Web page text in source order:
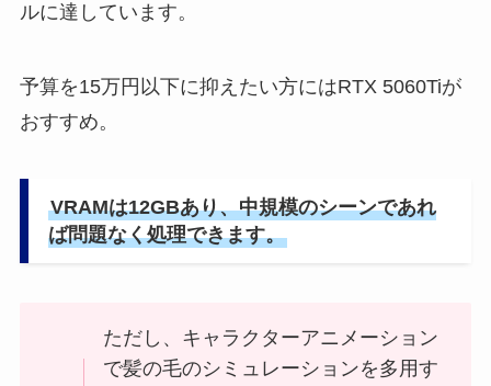
ルに達しています。
予算を15万円以下に抑えたい方にはRTX 5060Tiが
おすすめ。
VRAMは12GBあり、中規模のシーンであれ
ば問題なく処理できます。
ただし、キャラクターアニメーション
で髪の毛のシミュレーションを多用す